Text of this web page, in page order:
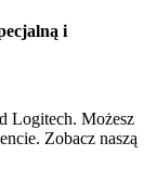
i
Logitech. Możesz
Zobacz naszą